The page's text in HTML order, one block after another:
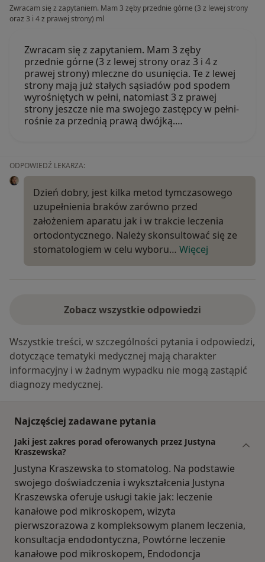
Zwracam się z zapytaniem. Mam 3 zęby przednie górne (3 z lewej strony
oraz 3 i 4 z prawej strony) ml
Zwracam się z zapytaniem. Mam 3 zęby
przednie górne (3 z lewej strony oraz 3 i 4 z
prawej strony) mleczne do usunięcia. Te z lewej
strony mają już stałych sąsiadów pod spodem
wyrośniętych w pełni, natomiast 3 z prawej
strony jeszcze nie ma swojego zastępcy w pełni-
rośnie za przednią prawą dwójką.…
ODPOWIEDŹ LEKARZA:
Dzień dobry, jest kilka metod tymczasowego
uzupełnienia braków zarówno przed
założeniem aparatu jak i w trakcie leczenia
ortodontycznego. Należy skonsultować się ze
stomatologiem w celu wyboru… Więcej
Zobacz wszystkie odpowiedzi
Wszystkie treści, w szczególności pytania i odpowiedzi,
dotyczące tematyki medycznej mają charakter
informacyjny i w żadnym wypadku nie mogą zastąpić
diagnozy medycznej.
Najczęściej zadawane pytania
Jaki jest zakres porad oferowanych przez Justyna
Kraszewska?
Justyna Kraszewska to stomatolog. Na podstawie
swojego doświadczenia i wykształcenia Justyna
Kraszewska oferuje usługi takie jak: leczenie
kanałowe pod mikroskopem, wizyta
pierwszorazowa z kompleksowym planem leczenia,
konsultacja endodontyczna, Powtórne leczenie
kanałowe pod mikroskopem, Endodoncja